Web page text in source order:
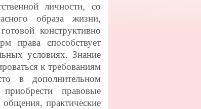
личности, со
образа жизни,
конструктивно
права способствует
условиях. Знание
к требованиям
в дополнительном
приобрести правовые
практические